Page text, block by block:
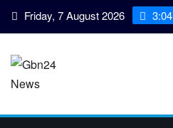
Skip Friday, 7 August 2026